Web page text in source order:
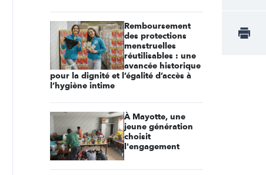
Remboursement
des protections
menstruelles
réutilisables : une
avancée historique
pour la dignité et l’égalité d’accès à
l’hygiène intime
À Mayotte, une
jeune génération
choisit
l'engagement